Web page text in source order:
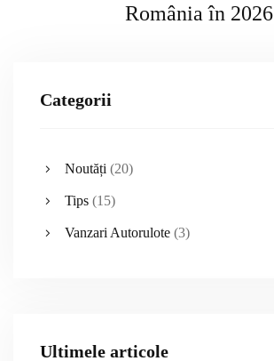
România în 2026
Categorii
Noutăți (20)
Tips (15)
Vanzari Autorulote (3)
Ultimele articole